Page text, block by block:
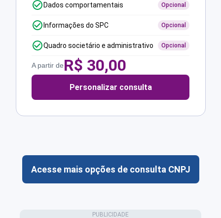
Dados comportamentais Opcional
Informações do SPC Opcional
Quadro societário e administrativo Opcional
A partir deR$ 30,00
Personalizar consulta
Acesse mais opções de consulta CNPJ